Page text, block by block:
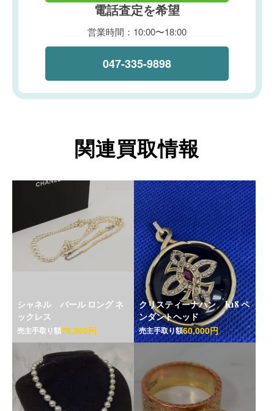
電話査定を希望
営業時間：10:00〜18:00
047-335-9898
関連買取情報
シャネル パール ロング ネ
ックレス
売主手取り額70,000円
クリスティーナハン K18 ペ
ンダントヘッド
売主手取り額60,000円